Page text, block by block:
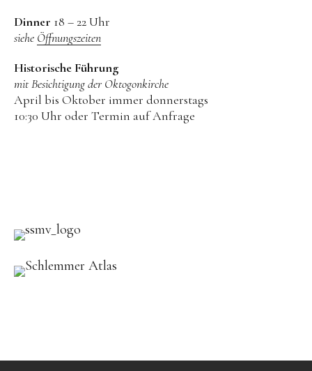
Dinner 18 – 22 Uhr
siehe Öffnungszeiten
Historische Führung
mit Besichtigung der Oktogonkirche
April bis Oktober immer donnerstags
10:30 Uhr oder Termin auf Anfrage